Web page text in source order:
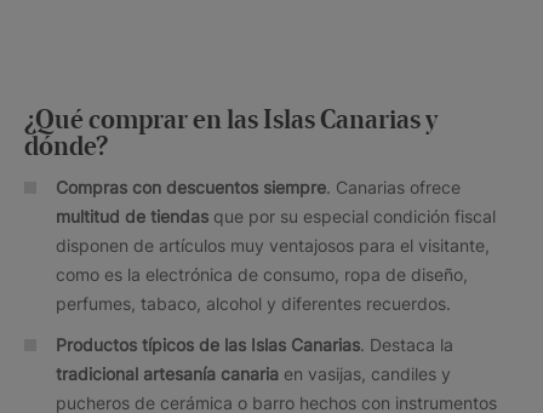
¿Qué comprar en las Islas Canarias y
dónde?
Compras con descuentos siempre. Canarias ofrece
multitud de tiendas que por su especial condición fiscal
disponen de artículos muy ventajosos para el visitante,
como es la electrónica de consumo, ropa de diseño,
perfumes, tabaco, alcohol y diferentes recuerdos.
Productos típicos de las Islas Canarias. Destaca la
tradicional artesanía canaria en vasijas, candiles y
pucheros de cerámica o barro hechos con instrumentos